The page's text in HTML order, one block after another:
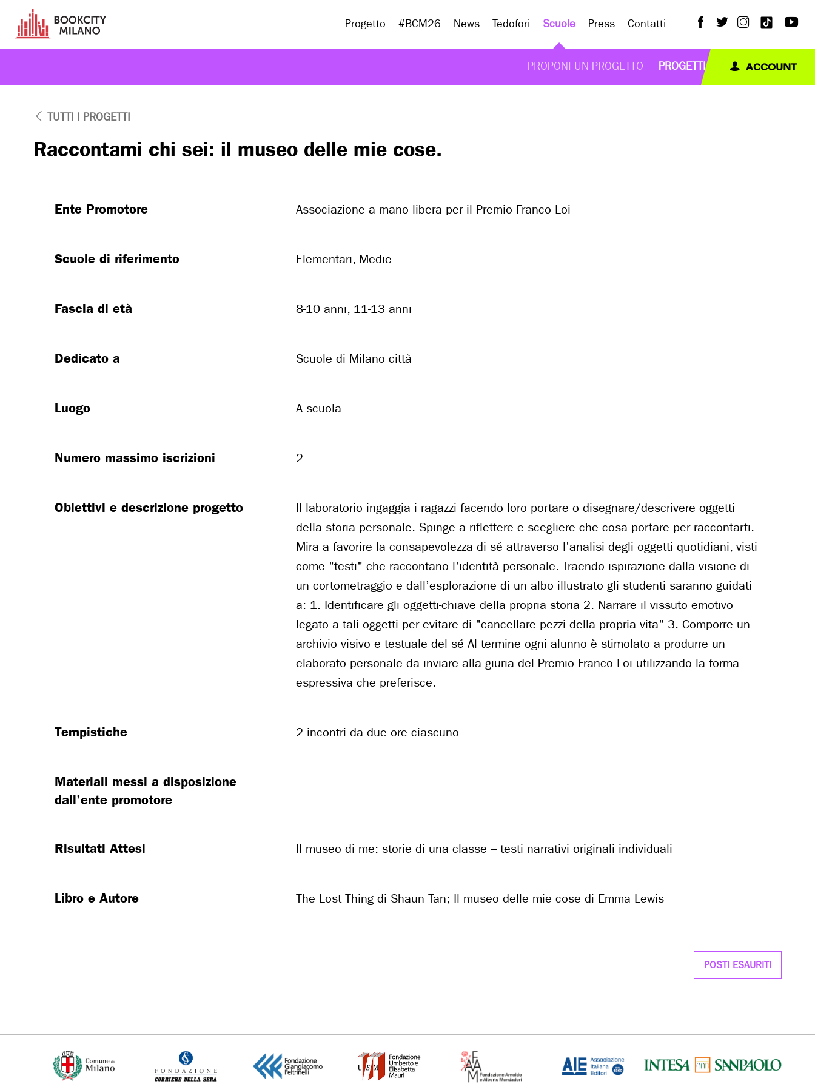
Progetto #BCM26 News Tedofori Scuole
PROPONI UN PROGETTO PROGETTI
Press Contatti
ACCOUNT
TUTTI I PROGETTI
Raccontami chi sei: il museo delle mie cose.
Ente Promotore Associazione a mano libera per il Premio Franco Loi
Scuole di riferimento Elementari, Medie
Fascia di età 8-10 anni, 11-13 anni
Dedicato a Scuole di Milano città
Luogo A scuola
Numero massimo iscrizioni 2
Obiettivi e descrizione progetto
Il laboratorio ingaggia i ragazzi facendo loro portare o disegnare/descrivere oggetti
della storia personale. Spinge a riflettere e scegliere che cosa portare per raccontarti.
Mira a favorire la consapevolezza di sé attraverso l'analisi degli oggetti quotidiani, visti
come "testi" che raccontano l'identità personale. Traendo ispirazione dalla visione di
un cortometraggio e dall’esplorazione di un albo illustrato gli studenti saranno guidati
a: 1. Identificare gli oggetti-chiave della propria storia 2. Narrare il vissuto emotivo
legato a tali oggetti per evitare di "cancellare pezzi della propria vita" 3. Comporre un
archivio visivo e testuale del sé Al termine ogni alunno è stimolato a produrre un
elaborato personale da inviare alla giuria del Premio Franco Loi utilizzando la forma
espressiva che preferisce.
Tempistiche 2 incontri da due ore ciascuno
Materiali messi a disposizione
dall’ente promotore
Risultati Attesi Il museo di me: storie di una classe – testi narrativi originali individuali
Libro e Autore The Lost Thing di Shaun Tan; Il museo delle mie cose di Emma Lewis
POSTI ESAURITI